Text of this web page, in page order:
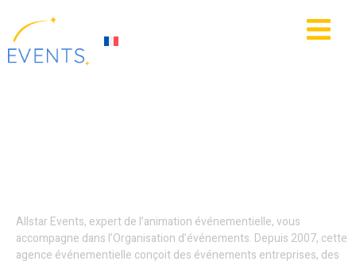
principal
Allstar Events, expert de l’animation événementielle, vous
accompagne dans l’Organisation d’événements. Depuis 2007, cette
agence événementielle conçoit des événements entreprises, des